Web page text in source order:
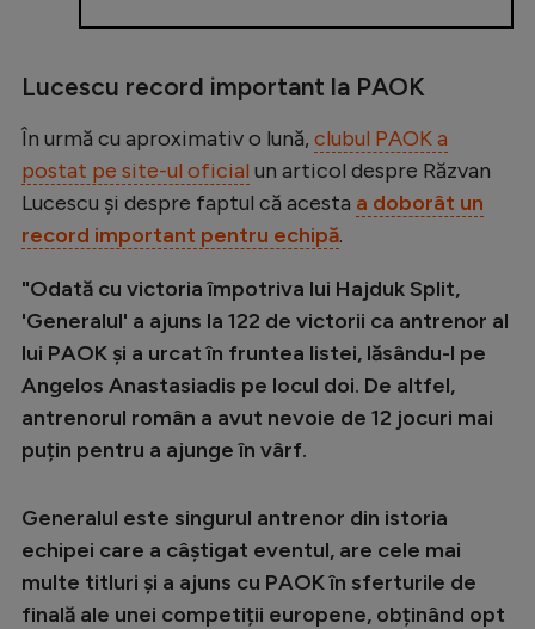
JO 2026
Intră în cont
Creează cont
Lucescu record important la PAOK
În urmă cu aproximativ o lună, clubul PAOK a
postat pe site-ul oficial un articol despre Răzvan
Lucescu și despre faptul că acesta a doborât un
record important pentru echipă.
"Odată cu victoria împotriva lui Hajduk Split,
'Generalul' a ajuns la 122 de victorii ca antrenor al
lui PAOK și a urcat în fruntea listei, lăsându-l pe
Angelos Anastasiadis pe locul doi. De altfel,
antrenorul român a avut nevoie de 12 jocuri mai
puțin pentru a ajunge în vârf.
Generalul este singurul antrenor din istoria
echipei care a câștigat eventul, are cele mai
multe titluri și a ajuns cu PAOK în sferturile de
finală ale unei competiții europene, obținând opt